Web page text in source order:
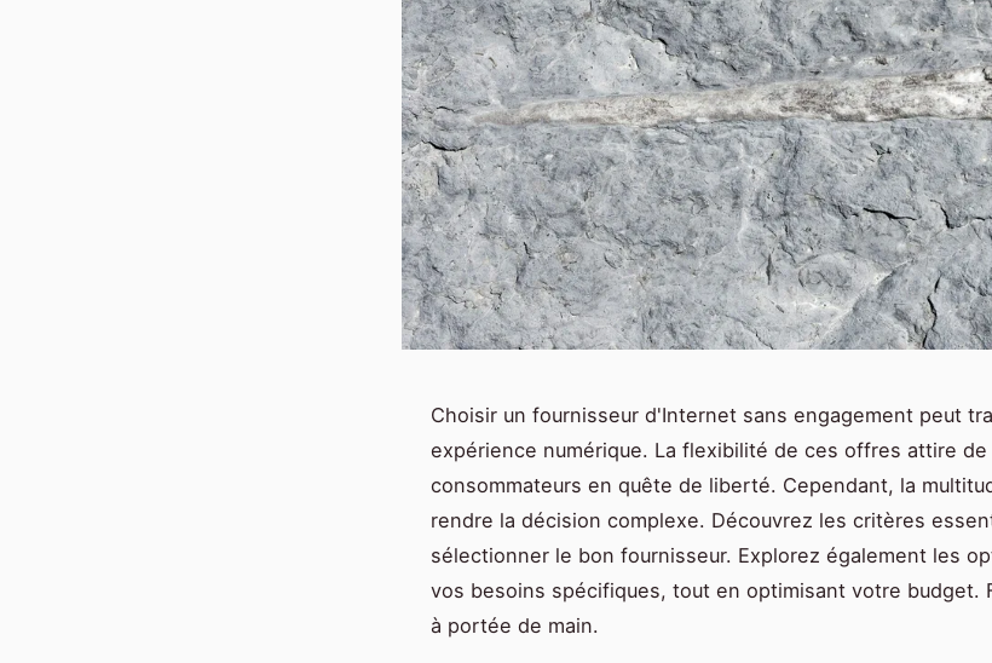
Choisir un fournisseur d'Internet sans engagement peut
expérience numérique. La flexibilité de ces offres attire de
consommateurs en quête de liberté. Cependant, la
rendre la décision complexe. Découvrez les critères
sélectionner le bon fournisseur. Explorez également les
vos besoins spécifiques, tout en optimisant votre budget.
à portée de main.